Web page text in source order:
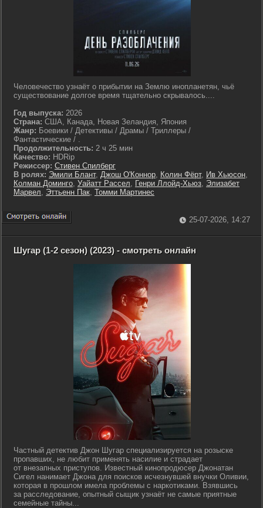
Человечество узнаёт о прибытии на Землю инопланетян, чьё
существование долгое время тщательно скрывалось....
Год выпуска: 2026
Страна: США, Канада, Новая Зеландия, Япония
Жанр: Боевики / Детективы / Драмы / Триллеры /
Фантастические / .
Продолжительность: 2 ч 25 мин
Качество: HDRip
Режиссер: Стивен Спилберг
В ролях: Эмили Блант, Джош О'Коннор, Колин Фёрт, Ив Хьюсон,
Колман Доминго, Уайатт Рассел, Генри Ллойд-Хьюз, Элизабет
Марвел, Эттьенн Пак, Томми Мартинес
25-07-2026, 14:27
Шугар (1-2 сезон) (2023) - смотреть онлайн
Частный детектив Джон Шугар специализируется на розыске
пропавших, не любит применять насилие и страдает
от внезапных приступов. Известный кинопродюсер Джонатан
Сигел нанимает Джона для поисков исчезнувшей внучки Оливии,
которая в прошлом имела проблемы с наркотиками. Взявшись
за расследование, опытный сыщик узнаёт не самые приятные
семейные тайны...